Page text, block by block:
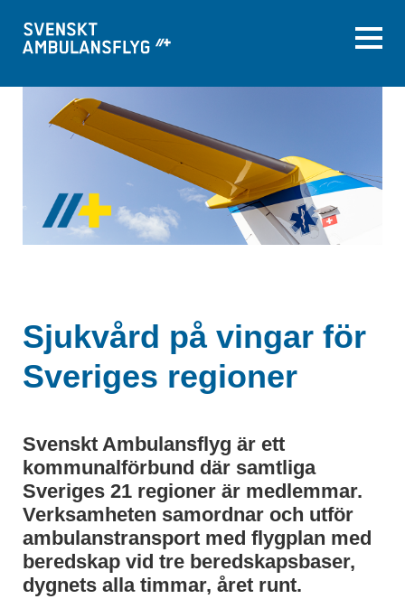
Sjukvård på vingar för
Sveriges regioner
Svenskt Ambulansflyg är ett
kommunalförbund där samtliga
Sveriges 21 regioner är medlemmar.
Verksamheten samordnar och utför
ambulanstransport med flygplan med
beredskap vid tre beredskapsbaser,
dygnets alla timmar, året runt.